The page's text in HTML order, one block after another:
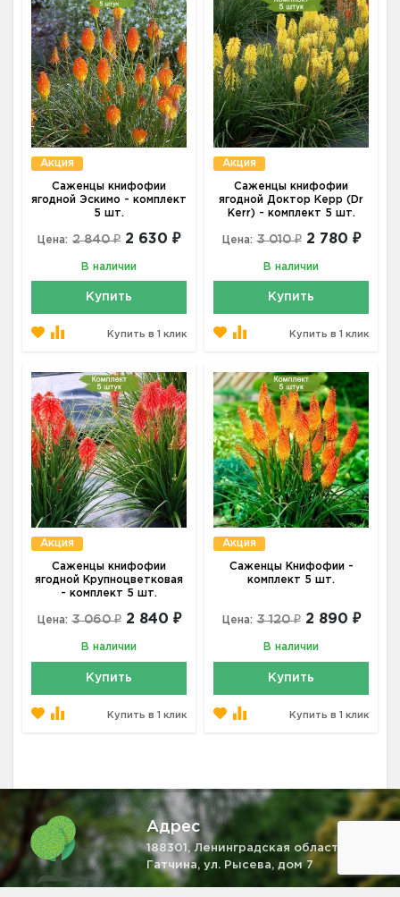
Акция
Саженцы книфофии
ягодной Эскимо - комплект
5 шт.
Цена: 2 840 ₽ 2 630 ₽
В наличии
Купить
Купить в 1 клик
Акция
Саженцы книфофии
ягодной Доктор Керр (Dr
Kerr) - комплект 5 шт.
Цена: 3 010 ₽ 2 780 ₽
В наличии
Купить
Купить в 1 клик
Акция
Саженцы книфофии
ягодной Крупноцветковая
- комплект 5 шт.
Цена: 3 060 ₽ 2 840 ₽
В наличии
Купить
Купить в 1 клик
Акция
Саженцы Книфофии -
комплект 5 шт.
Цена: 3 120 ₽ 2 890 ₽
В наличии
Купить
Купить в 1 клик
Адрес
188301, Ленинградская область, г.
Гатчина, ул. Рысева, дом 7